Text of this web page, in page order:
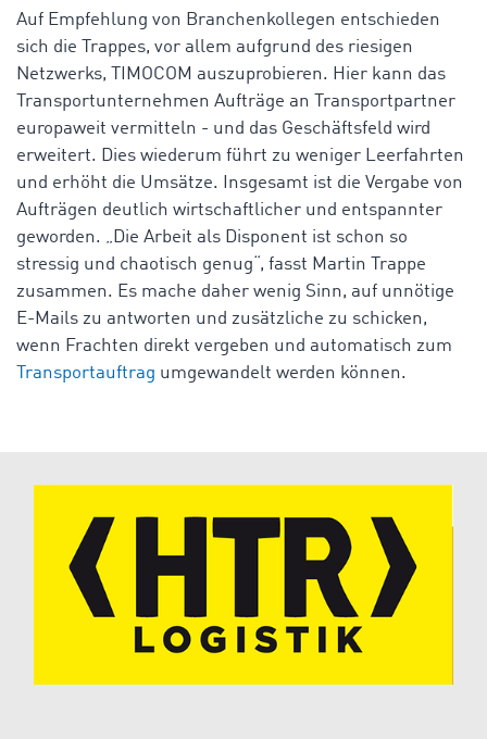
Auf Empfehlung von Branchenkollegen entschieden
sich die Trappes, vor allem aufgrund des riesigen
Netzwerks, TIMOCOM auszuprobieren. Hier kann das
Transportunternehmen Aufträge an Transportpartner
europaweit vermitteln - und das Geschäftsfeld wird
erweitert. Dies wiederum führt zu weniger Leerfahrten
und erhöht die Umsätze. Insgesamt ist die Vergabe von
Aufträgen deutlich wirtschaftlicher und entspannter
geworden. „Die Arbeit als Disponent ist schon so
stressig und chaotisch genug“, fasst Martin Trappe
zusammen. Es mache daher wenig Sinn, auf unnötige
E-Mails zu antworten und zusätzliche zu schicken,
wenn Frachten direkt vergeben und automatisch zum
Transportauftrag umgewandelt werden können.